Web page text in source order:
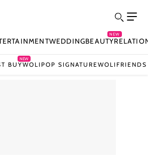
WEDDINGBEAUTY
NEW
BUY
NEW
WOLIPOP SIGNATUREWOLIFRIENDS